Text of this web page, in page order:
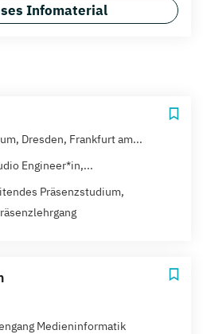
Infomaterial
Dresden, Frankfurt am...
Engineer*in,...
Präsenzstudium,
Medieninformatik